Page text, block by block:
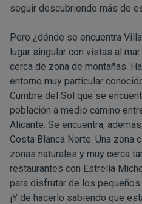
seguir descubriendo más de
Pero ¿dónde se encuentra
lugar singular con vistas al
cerca de zona de montañas.
entorno muy particular
Cumbre del Sol que se
población a medio camino
Alicante. Se encuentra,
Costa Blanca Norte. Una zona
zonas naturales y muy cerca
restaurantes con Estrella
para disfrutar de los
¡Y de hacerlo sabiendo que